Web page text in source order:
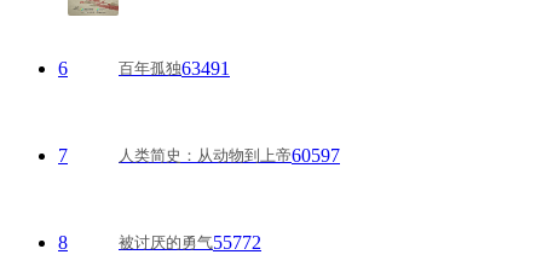
6 百年孤独63491
7 人类简史：从动物到上帝60597
8 被讨厌的勇气55772